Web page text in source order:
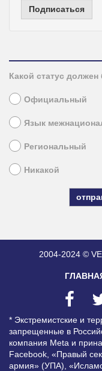
Подписаться
Какой статус
Официальный
Язык
Региональный
Никакой
2004-2024 ©
* Экстремистские и
запрещенные в
компания Meta и
Facebook, «Правый
армия» (УПА),